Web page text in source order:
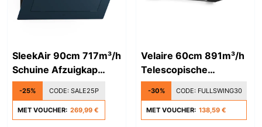
SleekAir 90cm 717m³/h
Schuine Afzuigkap
Antraciet
-25% CODE: SALE25P
MET VOUCHER: 269,99 €
Velaire 60cm 891m³/h
Telescopische
Afzuigkap Zwart
-30% CODE: FULLSWING30
MET VOUCHER: 138,59 €